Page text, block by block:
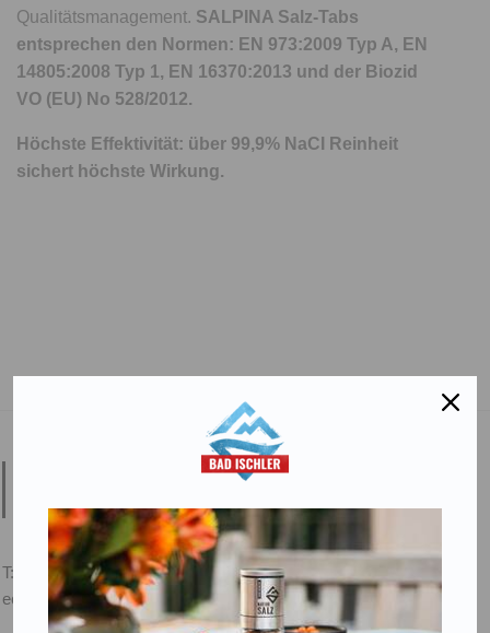
Qualitätsmanagement. SALPINA Salz-Tabs
entsprechen den Normen: EN 973:2009 Typ A, EN
14805:2008 Typ 1, EN 16370:2013 und der Biozid
VO (EU) No 528/2012.
Höchste Effektivität: über 99,9% NaCI Reinheit
sichert höchste Wirkung.
Salinen Austria Aktiengesellschaft
4802 Ebensee am Traunsee,AUSTRIA
T:
+43 676 87812208
ecommerce@salinen.com